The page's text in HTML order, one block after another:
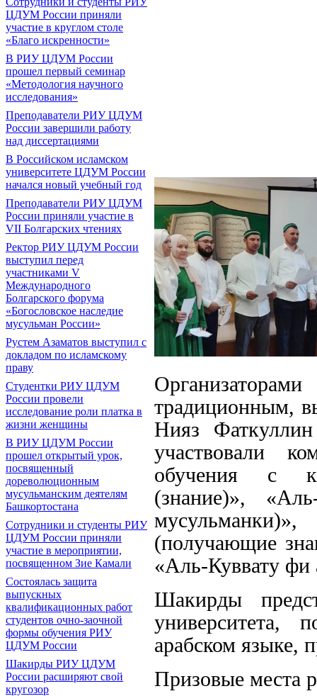
ЦДУМ России приняли
участие в круглом столе
«Благо искренности»
В РИУ ЦДУМ России
прошел первый семинар
«Методология научного
исследования»
Преподаватели РИУ ЦДУМ
России завершили работу
над диссертациями
В Российском исламском
университете ЦДУМ России
начался новый учебный год
Преподаватели РИУ ЦДУМ
России приняли участие в
VII Болгарских чтениях
Ректор РИУ ЦДУМ России
выступил перед
участниками V
Международного
Болгарского форума
«Богословское наследие
мусульман России»
Рустем Азаматов выступил с
докладом по исламскому
праву
Студентки РИУ ЦДУМ
России провели
исследование роли платка в
жизни женщины
В РИУ ЦДУМ России
прошел открытый урок,
посвященный
дореволюционным
мусульманским деятелям
Башкортостана
Сотрудники и студенты РИУ
ЦДУМ России приняли
участие в мероприятии,
посвященном Зие Камали
Состоялась защита
выпускных
квалификационных работ
студентов очно-заочной
формы обучения РИУ
ЦДУМ России
Шакирды РИУ ЦДУМ
России расширяют свой
кругозор
традиционным,
Нияз
участвовали
обучения с
(знание)»,
(получающие
«Аль-Куввату фи
Шакирды
университета,
арабском языке,
Призовые места